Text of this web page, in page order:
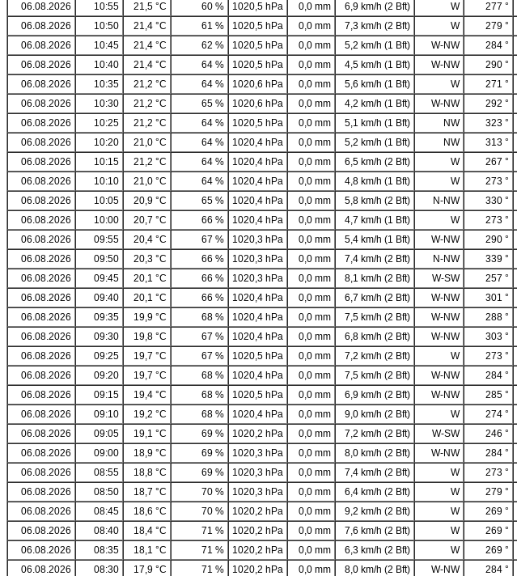
06.08.2026
10:55 21,5 °C 60 % 1020,5 hPa 0,0 mm 6,9 km/h (2 Bft) W 277 °
06.08.2026
10:50 21,4 °C 61 % 1020,5 hPa 0,0 mm 7,3 km/h (2 Bft) W 279 °
06.08.2026
10:45 21,4 °C 62 % 1020,5 hPa 0,0 mm 5,2 km/h (1 Bft) W-NW 284 °
06.08.2026
10:40 21,4 °C 64 % 1020,5 hPa 0,0 mm 4,5 km/h (1 Bft) W-NW 290 °
06.08.2026
10:35 21,2 °C 64 % 1020,6 hPa 0,0 mm 5,6 km/h (1 Bft) W 271 °
06.08.2026
10:30 21,2 °C 65 % 1020,6 hPa 0,0 mm 4,2 km/h (1 Bft) W-NW 292 °
06.08.2026
10:25 21,2 °C 64 % 1020,5 hPa 0,0 mm 5,1 km/h (1 Bft) NW 323 °
06.08.2026
10:20 21,0 °C 64 % 1020,4 hPa 0,0 mm 5,2 km/h (1 Bft) NW 313 °
06.08.2026
10:15 21,2 °C 64 % 1020,4 hPa 0,0 mm 6,5 km/h (2 Bft) W 267 °
06.08.2026
10:10 21,0 °C 64 % 1020,4 hPa 0,0 mm 4,8 km/h (1 Bft) W 273 °
06.08.2026
10:05 20,9 °C 65 % 1020,4 hPa 0,0 mm 5,8 km/h (2 Bft) N-NW 330 °
06.08.2026
10:00 20,7 °C 66 % 1020,4 hPa 0,0 mm 4,7 km/h (1 Bft) W 273 °
06.08.2026
09:55 20,4 °C 67 % 1020,3 hPa 0,0 mm 5,4 km/h (1 Bft) W-NW 290 °
06.08.2026
09:50 20,3 °C 66 % 1020,3 hPa 0,0 mm 7,4 km/h (2 Bft) N-NW 339 °
06.08.2026
09:45 20,1 °C 66 % 1020,3 hPa 0,0 mm 8,1 km/h (2 Bft) W-SW 257 °
06.08.2026
09:40 20,1 °C 66 % 1020,4 hPa 0,0 mm 6,7 km/h (2 Bft) W-NW 301 °
06.08.2026
09:35 19,9 °C 68 % 1020,4 hPa 0,0 mm 7,5 km/h (2 Bft) W-NW 288 °
06.08.2026
09:30 19,8 °C 67 % 1020,4 hPa 0,0 mm 6,8 km/h (2 Bft) W-NW 303 °
06.08.2026
09:25 19,7 °C 67 % 1020,5 hPa 0,0 mm 7,2 km/h (2 Bft) W 273 °
06.08.2026
09:20 19,7 °C 68 % 1020,4 hPa 0,0 mm 7,5 km/h (2 Bft) W-NW 284 °
06.08.2026
09:15 19,4 °C 68 % 1020,5 hPa 0,0 mm 6,9 km/h (2 Bft) W-NW 285 °
06.08.2026
09:10 19,2 °C 68 % 1020,4 hPa 0,0 mm 9,0 km/h (2 Bft) W 274 °
06.08.2026
09:05 19,1 °C 69 % 1020,2 hPa 0,0 mm 7,2 km/h (2 Bft) W-SW 246 °
06.08.2026
09:00 18,9 °C 69 % 1020,3 hPa 0,0 mm 8,0 km/h (2 Bft) W-NW 284 °
06.08.2026
08:55 18,8 °C 69 % 1020,3 hPa 0,0 mm 7,4 km/h (2 Bft) W 273 °
06.08.2026
08:50 18,7 °C 70 % 1020,3 hPa 0,0 mm 6,4 km/h (2 Bft) W 279 °
06.08.2026
08:45 18,6 °C 70 % 1020,2 hPa 0,0 mm 9,2 km/h (2 Bft) W 269 °
06.08.2026
08:40 18,4 °C 71 % 1020,2 hPa 0,0 mm 7,6 km/h (2 Bft) W 269 °
06.08.2026
08:35 18,1 °C 71 % 1020,2 hPa 0,0 mm 6,3 km/h (2 Bft) W 269 °
06.08.2026
08:30 17,9 °C 71 % 1020,2 hPa 0,0 mm 8,0 km/h (2 Bft) W-NW 284 °